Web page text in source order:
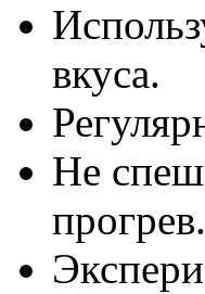
вкуса.
Не
прогрев.